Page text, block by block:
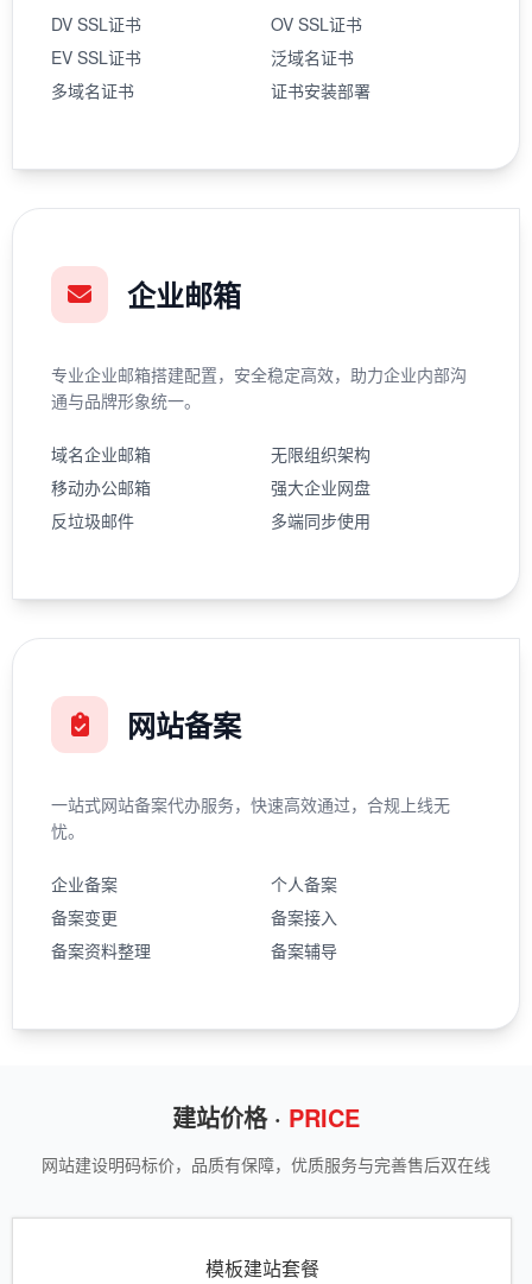
DV SSL证书
OV SSL证书
EV SSL证书
泛域名证书
多域名证书
证书安装部署
企业邮箱
专业企业邮箱搭建配置，安全稳定高效，助力企业内部沟
通与品牌形象统一。
域名企业邮箱
无限组织架构
移动办公邮箱
强大企业网盘
反垃圾邮件
多端同步使用
网站备案
一站式网站备案代办服务，快速高效通过，合规上线无
忧。
企业备案
个人备案
备案变更
备案接入
备案资料整理
备案辅导
建站价格 · PRICE
网站建设明码标价，品质有保障，优质服务与完善售后双在线
模板建站套餐